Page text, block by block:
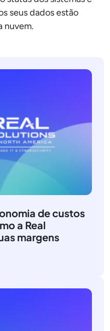
seus dados estão
nuvem.
de custos
a Real
margens